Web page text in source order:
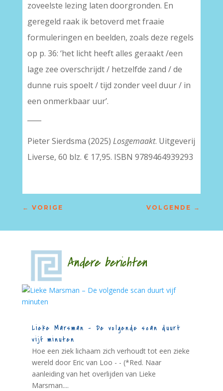
zoveelste lezing laten doorgronden. En
geregeld raak ik betoverd met fraaie
formuleringen en beelden, zoals deze regels
op p. 36: ‘het licht heeft alles geraakt /een
lage zee overschrijdt / hetzelfde zand / de
dunne ruis spoelt / tijd zonder veel duur / in
een onmerkbaar uur’.
Pieter Sierdsma (2025) Losgemaakt. Uitgeverij
Liverse, 60 blz. € 17,95. ISBN 9789464939293
← VORIGE VOLGENDE →
Andere berichten
Lieke Marsman – De volgende scan duurt
vijf minuten
Hoe een ziek lichaam zich verhoudt tot een zieke
wereld door Eric van Loo - - (*Red. Naar
aanleiding van het overlijden van Lieke
Marsman....